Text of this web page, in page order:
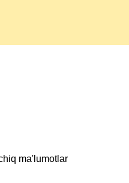
ma'lumotlar